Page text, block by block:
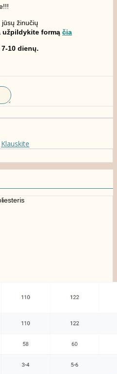
žinučių
užpildykite formą čia
10 dienų.
Klauskite